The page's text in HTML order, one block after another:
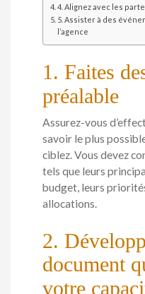
4. Alignez avec les
5. Assister à des
l’agence
1. Faites
préalable
Assurez-vous
savoir le plus
ciblez. Vous devez
tels que leurs
budget, leurs
allocations.
2.
document
votre